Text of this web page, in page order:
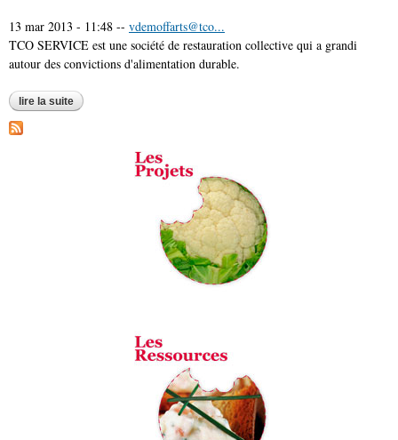
13 mar 2013 - 11:48 -- vdemoffarts@tco...
TCO SERVICE est une société de restauration collective qui a grandi
autour des convictions d'alimentation durable.
lire la suite de tco service : une démarche d'alimentation durable en
collectivité ! c'est possible !